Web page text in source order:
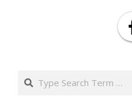
Search